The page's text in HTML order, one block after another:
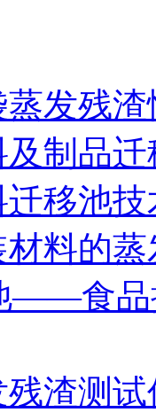
发残
制品
移池
料的
——食品
残渣测